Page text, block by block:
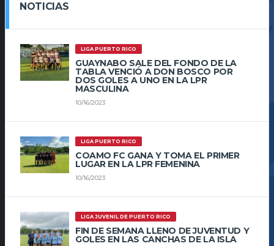
NOTICIAS
LIGA PUERTO RICO
GUAYNABO SALE DEL FONDO DE LA
TABLA VENCIÓ A DON BOSCO POR
DOS GOLES A UNO EN LA LPR
MASCULINA
10/16/2023
LIGA PUERTO RICO
COAMO FC GANA Y TOMA EL PRIMER
LUGAR EN LA LPR FEMENINA
10/16/2023
LIGA JUVENIL DE PUERTO RICO
FIN DE SEMANA LLENO DE JUVENTUD Y
GOLES EN LAS CANCHAS DE LA ISLA